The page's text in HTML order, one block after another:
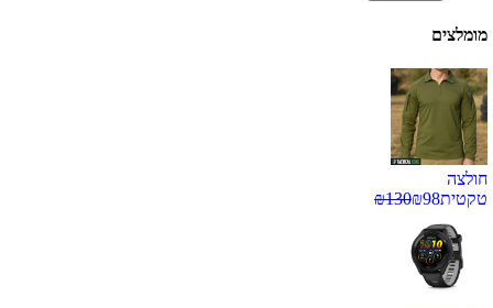
מומלצים
חולצה
טקטית
₪98
₪130